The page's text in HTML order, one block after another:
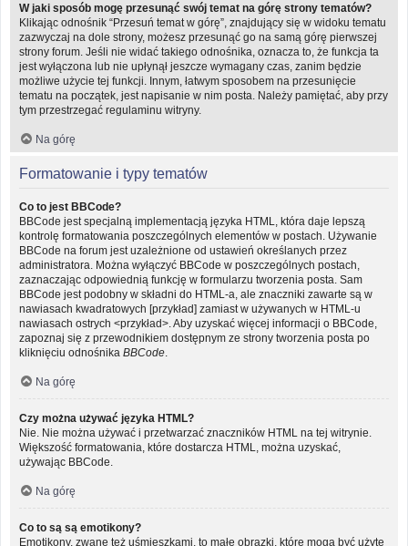
W jaki sposób mogę przesunąć swój temat na górę strony tematów?
Klikając odnośnik “Przesuń temat w górę”, znajdujący się w widoku tematu
zazwyczaj na dole strony, możesz przesunąć go na samą górę pierwszej
strony forum. Jeśli nie widać takiego odnośnika, oznacza to, że funkcja ta
jest wyłączona lub nie upłynął jeszcze wymagany czas, zanim będzie
możliwe użycie tej funkcji. Innym, łatwym sposobem na przesunięcie
tematu na początek, jest napisanie w nim posta. Należy pamiętać, aby przy
tym przestrzegać regulaminu witryny.
Na górę
Formatowanie i typy tematów
Co to jest BBCode?
BBCode jest specjalną implementacją języka HTML, która daje lepszą
kontrolę formatowania poszczególnych elementów w postach. Używanie
BBCode na forum jest uzależnione od ustawień określanych przez
administratora. Można wyłączyć BBCode w poszczególnych postach,
zaznaczając odpowiednią funkcję w formularzu tworzenia posta. Sam
BBCode jest podobny w składni do HTML-a, ale znaczniki zawarte są w
nawiasach kwadratowych [przykład] zamiast w używanych w HTML-u
nawiasach ostrych <przykład>. Aby uzyskać więcej informacji o BBCode,
zapoznaj się z przewodnikiem dostępnym ze strony tworzenia posta po
kliknięciu odnośnika BBCode
Na górę
Czy można używać języka HTML?
Nie. Nie można używać i przetwarzać znaczników HTML na tej witrynie.
Większość formatowania, które dostarcza HTML, można uzyskać,
używając BBCode.
Na górę
Co to są są emotikony?
Emotikony, zwane też uśmieszkami, to małe obrazki, które mogą być użyte